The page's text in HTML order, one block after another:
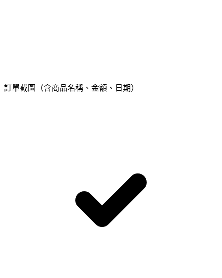
訂單截圖（含商品名稱、金額、日期）